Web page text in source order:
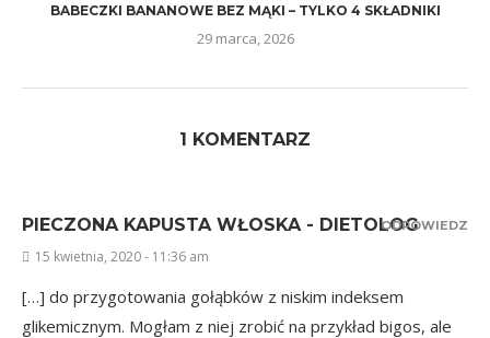
BABECZKI BANANOWE BEZ MĄKI – TYLKO 4 SKŁADNIKI
29 marca, 2026
1 KOMENTARZ
PIECZONA KAPUSTA WŁOSKA - DIETOLOG
15 kwietnia, 2020 - 11:36 am
[…] do przygotowania gołąbków z niskim indeksem
glikemicznym. Mogłam z niej zrobić na przykład bigos, ale
ODPOWIEDZ